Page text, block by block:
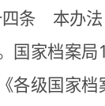
四条 本办法
国家档案局
各级国家